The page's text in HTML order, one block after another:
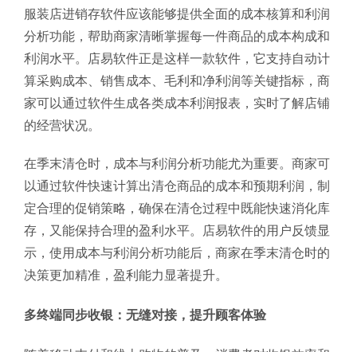
服装店进销存软件应该能够提供全面的成本核算和利润
分析功能，帮助商家清晰掌握每一件商品的成本构成和
利润水平。店易软件正是这样一款软件，它支持自动计
算采购成本、销售成本、毛利和净利润等关键指标，商
家可以通过软件生成各类成本利润报表，实时了解店铺
的经营状况。
在季末清仓时，成本与利润分析功能尤为重要。商家可
以通过软件快速计算出清仓商品的成本和预期利润，制
定合理的促销策略，确保在清仓过程中既能快速消化库
存，又能保持合理的盈利水平。店易软件的用户反馈显
示，使用成本与利润分析功能后，商家在季末清仓时的
决策更加精准，盈利能力显著提升。
多终端同步收银：无缝对接，提升顾客体验